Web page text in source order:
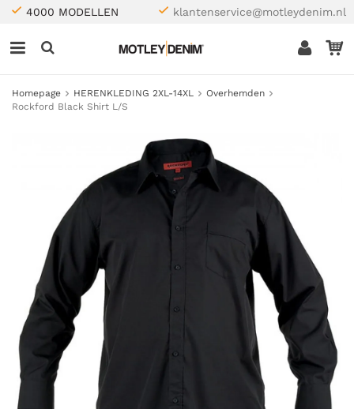
4000 MODELLEN klantenservice@motleydenim.nl
Homepage HERENKLEDING 2XL-14XL
Overhemden
Rockford Black Shirt L/S